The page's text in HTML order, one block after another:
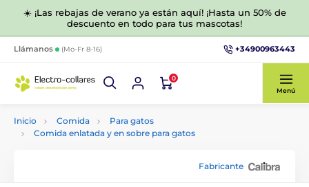
☀️ ¡Las rebajas de verano ya están aquí! ¡Hasta un 50% de
descuento en todo para tus mascotas!
Llámanos (Mo-Fr 8-16) +34900963443
0
Menú
Inicio Comida
Para gatos
Comida enlatada y en sobre para gatos
Fabricante